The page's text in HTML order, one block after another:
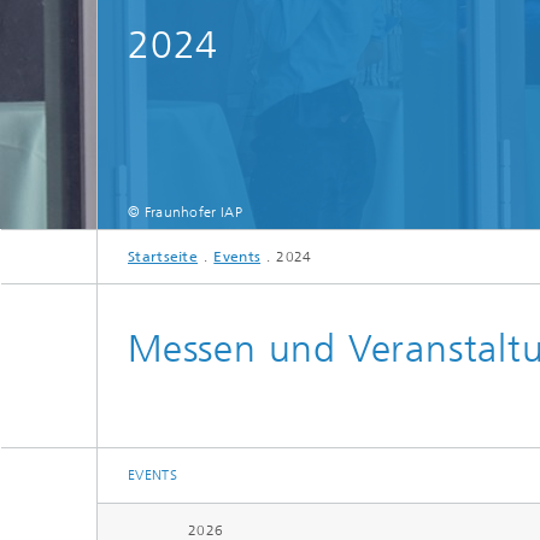
Kick-Off: Das Leistungszentrum »Integration
2024
© Fraunhofer IAP
Startseite Events 2024
Messen und
EVENTS
2026